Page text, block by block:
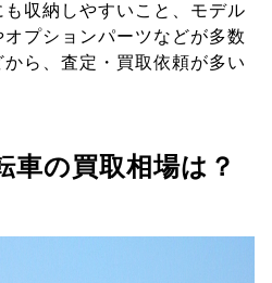
収納しやすいこと、モデル
プションパーツなどが多数
ら、査定・買取依頼が多い
車の買取相場は？